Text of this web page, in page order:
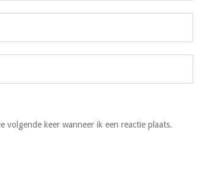
volgende keer wanneer ik een reactie plaats.